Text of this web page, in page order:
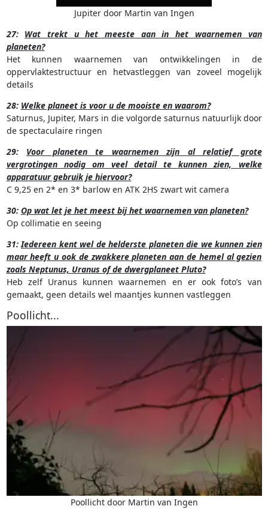
Jupiter door Martin van Ingen
27: Wat trekt u het meeste aan in het waarnemen van
planeten?
Het kunnen waarnemen van ontwikkelingen in de
oppervlaktestructuur en hetvastleggen van zoveel mogelijk
details
28: Welke planeet is voor u de mooiste en waarom?
Saturnus, Jupiter, Mars in die volgorde saturnus natuurlijk door
de spectaculaire ringen
29: Voor planeten te waarnemen zijn al relatief grote
vergrotingen nodig om veel detail te kunnen zien, welke
apparatuur gebruik je hiervoor?
C 9,25 en 2* en 3* barlow en ATK 2HS zwart wit camera
30: Op wat let je het meest bij het waarnemen van planeten?
Op collimatie en seeing
31: Iedereen kent wel de helderste planeten die we kunnen zien
maar heeft u ook de zwakkere planeten aan de hemel al gezien
zoals Neptunus, Uranus of de dwergplaneet Pluto?
Heb zelf Uranus kunnen waarnemen en er ook foto’s van
gemaakt, geen details wel maantjes kunnen vastleggen
Poollicht...
Poollicht door Martin van Ingen